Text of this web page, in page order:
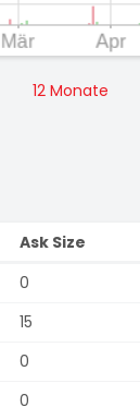
12 Monate
Ask Size
0
15
0
0